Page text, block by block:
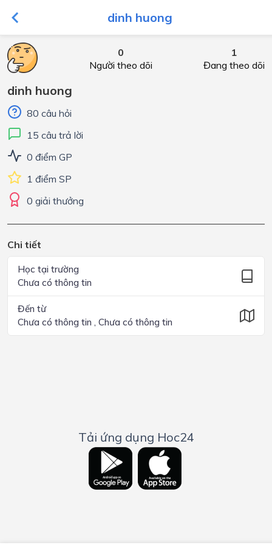
dinh huong
0
Người theo dõi
1
Đang theo dõi
dinh huong
80 câu hỏi
15 câu trả lời
0 điểm GP
1 điểm SP
0 giải thưởng
Chi tiết
Học tại trường
Chưa có thông tin
Đến từ
Chưa có thông tin , Chưa có thông tin
Tải ứng dụng Hoc24